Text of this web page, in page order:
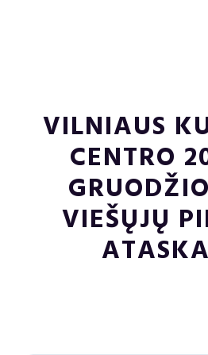
VILNIAUS
CENTRO
VIEŠŲJŲ